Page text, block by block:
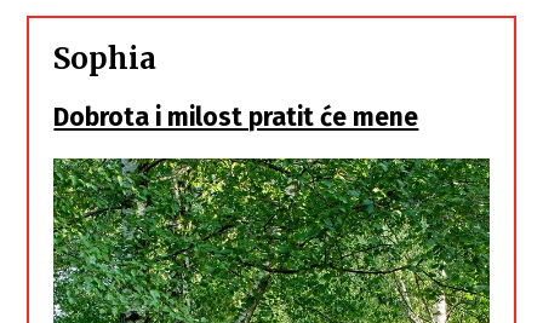
Sophia
Dobrota i milost pratit će mene